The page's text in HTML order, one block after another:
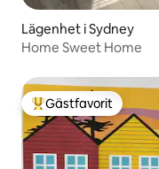
Lägenhet i Sydney
Home Sweet Home
Populär gästfavorit
Gästfavorit